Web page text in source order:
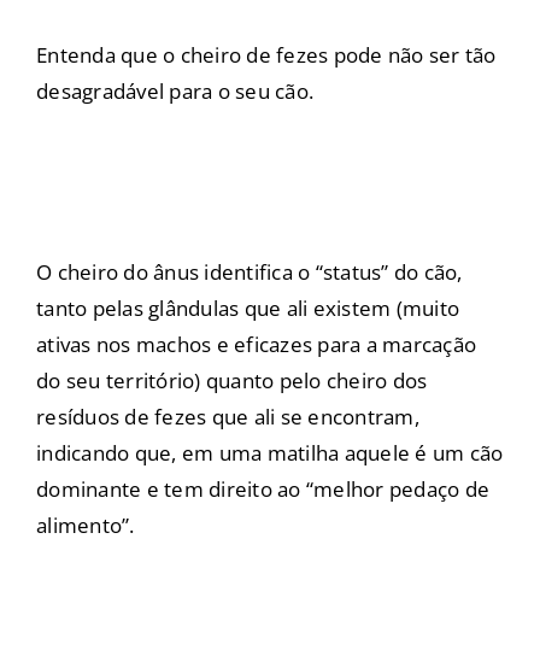
Entenda que o cheiro de fezes pode não ser tão
desagradável para o seu cão.
O cheiro do ânus identifica o “status” do cão,
tanto pelas glândulas que ali existem (muito
ativas nos machos e eficazes para a marcação
do seu território) quanto pelo cheiro dos
resíduos de fezes que ali se encontram,
indicando que, em uma matilha aquele é um cão
dominante e tem direito ao “melhor pedaço de
alimento”.